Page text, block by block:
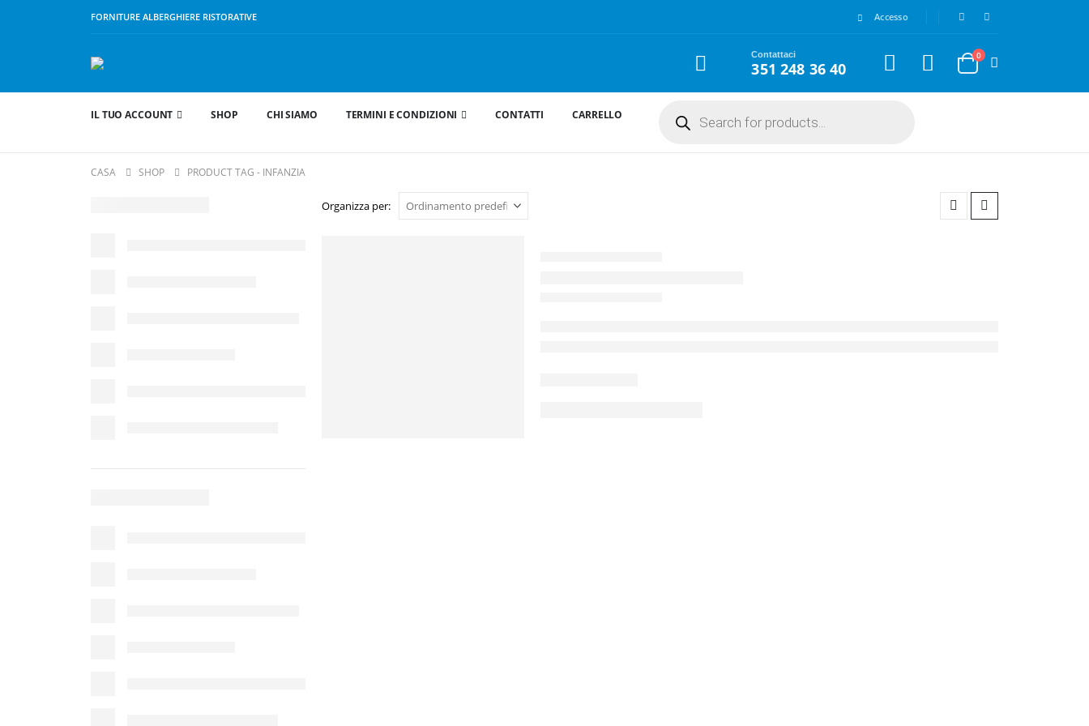
FORNITURE ALBERGHIERE RISTORATIVE Accesso
Contattaci
351 248 36 40
0
IL TUO ACCOUNT SHOP CHI SIAMO TERMINI E CONDIZIONI CONTATTI CARRELLO search
CASA SHOP PRODUCT TAG - INFANZIA
Organizza per: